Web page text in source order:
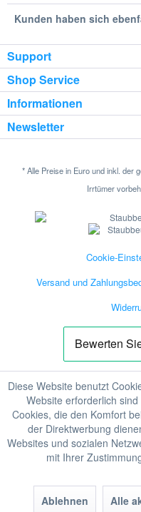
Kunden haben sich
Support
Shop Service
Informationen
Newsletter
* Alle Preise in Euro und inkl. der
Irrtümer
Cookie-
Versand und
Diese Website benutzt
Website erforderlich
Cookies, die den Komfort
der Direktwerbung
Websites und sozialen
mit Ihrer
Ablehnen Alle